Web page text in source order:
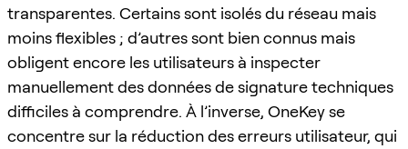
transparentes. Certains sont isolés du réseau mais
moins flexibles ; d’autres sont bien connus mais
obligent encore les utilisateurs à inspecter
manuellement des données de signature techniques
difficiles à comprendre. À l’inverse, OneKey se
concentre sur la réduction des erreurs utilisateur, qui